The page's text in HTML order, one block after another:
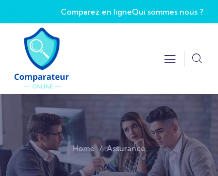
Comparez en ligneQui sommes nous ?
Home Assurance